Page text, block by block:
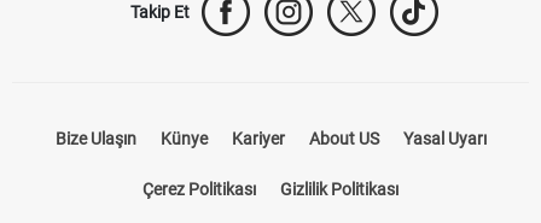
Takip Et
Bize Ulaşın Künye Kariyer About US Yasal Uyarı
Çerez Politikası Gizlilik Politikası